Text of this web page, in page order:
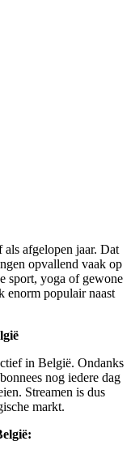
afgelopen jaar. Dat
opvallend vaak op
sport, yoga of gewone
enorm populair naast
in België. Ondanks
nog iedere dag
Streamen is dus
markt.